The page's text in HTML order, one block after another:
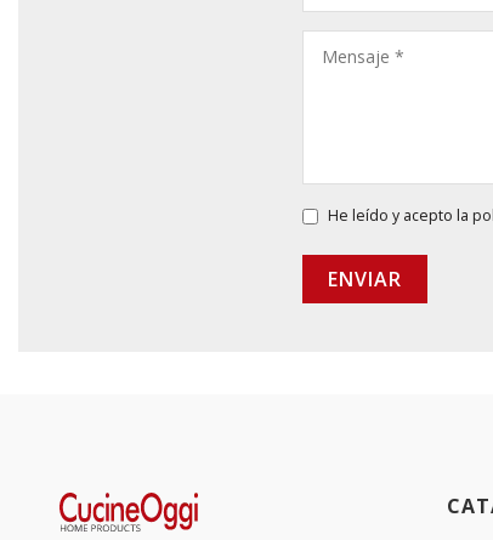
He leído y acepto la
ENVIAR